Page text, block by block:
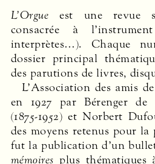
L’Orgue est une revue
consacrée à
interprètes…). Chaque
dossier principal
des parutions de livres,
L’Association des amis
en 1927 par Bérenger de
(1875-1952) et Norbert
des moyens retenus pour
fut la publication d’un
mémoires plus